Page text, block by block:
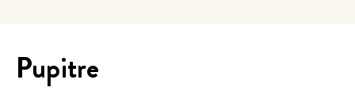
Pupitre